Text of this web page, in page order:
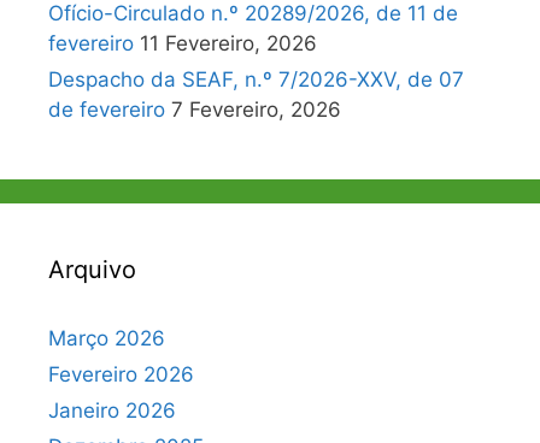
Ofício-Circulado n.º 20289/2026, de 11 de
fevereiro 11 Fevereiro, 2026
Despacho da SEAF, n.º 7/2026-XXV, de 07
de fevereiro 7 Fevereiro, 2026
Arquivo
Março 2026
Fevereiro 2026
Janeiro 2026